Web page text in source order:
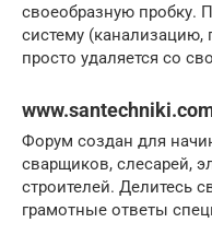
своеобразную пробку.
систему (канализацию,
просто удаляется со
Форум создан для
сварщиков, слесарей,
строителей. Делитесь
грамотные ответы